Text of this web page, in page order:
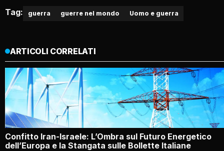
Tag: guerra guerre nel mondo Uomo e guerra
ARTICOLI CORRELATI
Confitto Iran-Israele: L’Ombra sul Futuro Energetico
dell’Europa e la Stangata sulle Bollette Italiane